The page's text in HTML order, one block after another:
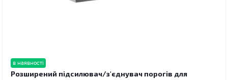
в наявності
Розширений підсилювач/з'єднувач порогів для